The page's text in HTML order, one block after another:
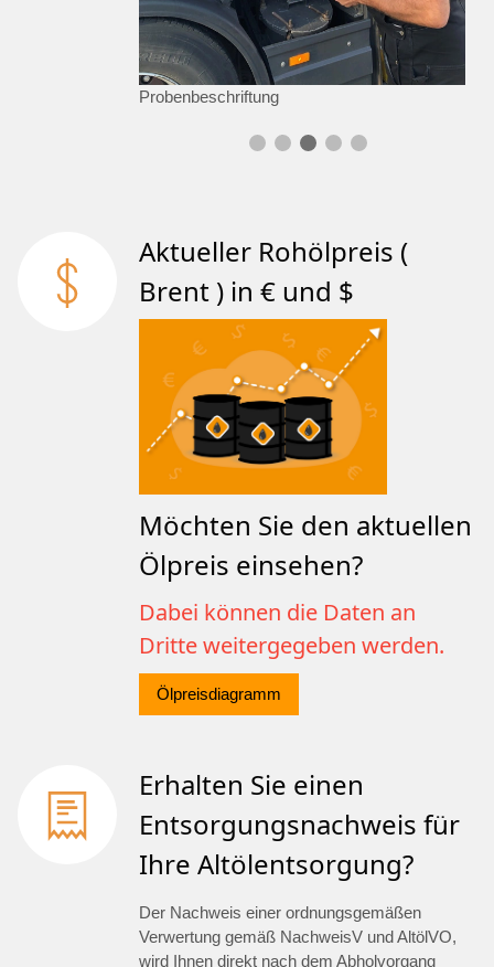
Probenbeschriftung
Aktueller Rohölpreis (
Brent ) in € und $
Möchten Sie den aktuellen
Ölpreis einsehen?
Dabei können die Daten an
Dritte weitergegeben werden.
Ölpreisdiagramm
Erhalten Sie einen
Entsorgungsnachweis für
Ihre Altölentsorgung?
Der Nachweis einer ordnungsgemäßen
Verwertung gemäß NachweisV und AltölVO,
wird Ihnen direkt nach dem Abholvorgang